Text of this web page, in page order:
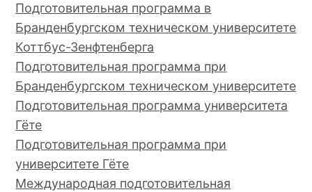
Подготовительная программа в
Бранденбургском техническом университете
Коттбус-Зенфтенберга
Подготовительная программа при
Бранденбургском техническом университете
Подготовительная программа университета
Гёте
Подготовительная программа при
университете Гёте
Международная подготовительная